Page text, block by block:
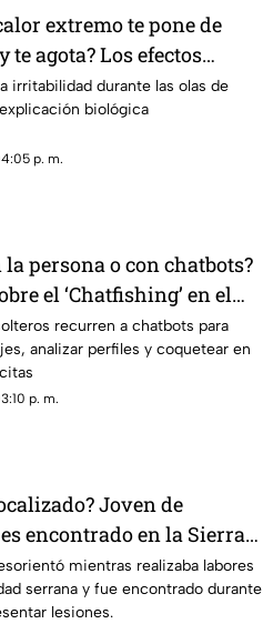
extremo te pone de
agota? Los efectos
altas temperaturas en el
irritabilidad durante las olas de
biológica
p. m.
la persona o con chatbots?
el ‘Chatfishing’ en el
recurren a chatbots para
analizar perfiles y coquetear en
p. m.
Joven de
encontrado en la Sierra
mientras realizaba labores
serrana y fue encontrado durante
lesiones.